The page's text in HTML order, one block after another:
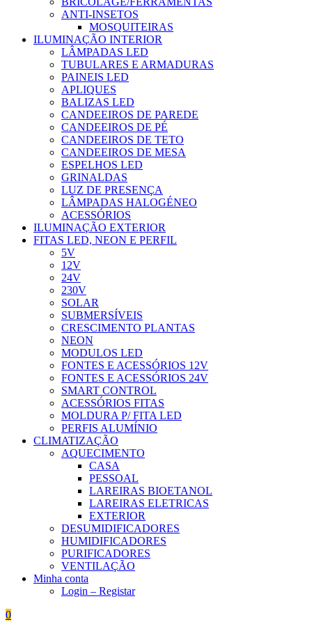
ANTI-INSETOS
MOSQUITEIRAS
ILUMINAÇÃO INTERIOR
LÂMPADAS LED
TUBULARES E ARMADURAS
PAINEIS LED
APLIQUES
BALIZAS LED
CANDEEIROS DE PAREDE
CANDEEIROS DE PÉ
CANDEEIROS DE TETO
CANDEEIROS DE MESA
ESPELHOS LED
GRINALDAS
LUZ DE PRESENÇA
LÂMPADAS HALOGÉNEO
ACESSÓRIOS
ILUMINAÇÃO EXTERIOR
FITAS LED, NEON E PERFIL
5V
12V
24V
230V
SOLAR
SUBMERSÍVEIS
CRESCIMENTO PLANTAS
NEON
MODULOS LED
FONTES E ACESSÓRIOS 12V
FONTES E ACESSÓRIOS 24V
SMART CONTROL
ACESSÓRIOS FITAS
MOLDURA P/ FITA LED
PERFIS ALUMÍNIO
CLIMATIZAÇÃO
AQUECIMENTO
CASA
PESSOAL
LAREIRAS BIOETANOL
LAREIRAS ELETRICAS
EXTERIOR
DESUMIDIFICADORES
HUMIDIFICADORES
PURIFICADORES
VENTILAÇÃO
Minha conta
Login – Registar
0